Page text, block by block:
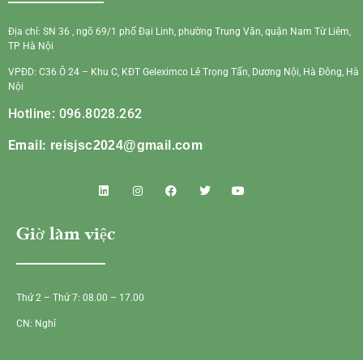
Địa chỉ: SN 36 , ngõ 69/1 phố Đại Linh, phường Trung Văn, quận Nam Từ Liêm,
TP Hà Nội
VPĐD: C36 Ô 24 – Khu C, KĐT Geleximco Lê Trọng Tấn, Dương Nội, Hà Đông, Hà
Nội
Hotline: 096.8028.262
Email: reisjsc2024@gmail.com
Giờ làm việc
Thứ 2 – Thứ 7: 08.00 – 17.00
CN: Nghỉ